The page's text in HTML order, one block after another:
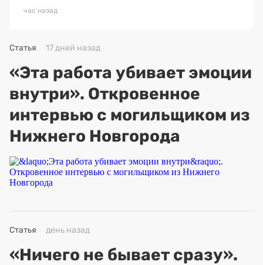
час назад
Статья 17 дней назад
«Эта работа убивает эмоции
внутри». Откровенное
интервью с могильщиком из
Нижнего Новгорода
Статья день назад
«Ничего не бывает сразу».